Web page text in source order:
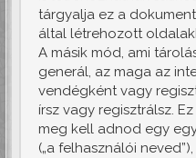
tárgyalja ez a
által létrehozott
A másik mód, ami
generál, az maga az
vendégként vagy
írsz vagy regisztrálsz.
meg kell adnod egy
(„a felhasználói